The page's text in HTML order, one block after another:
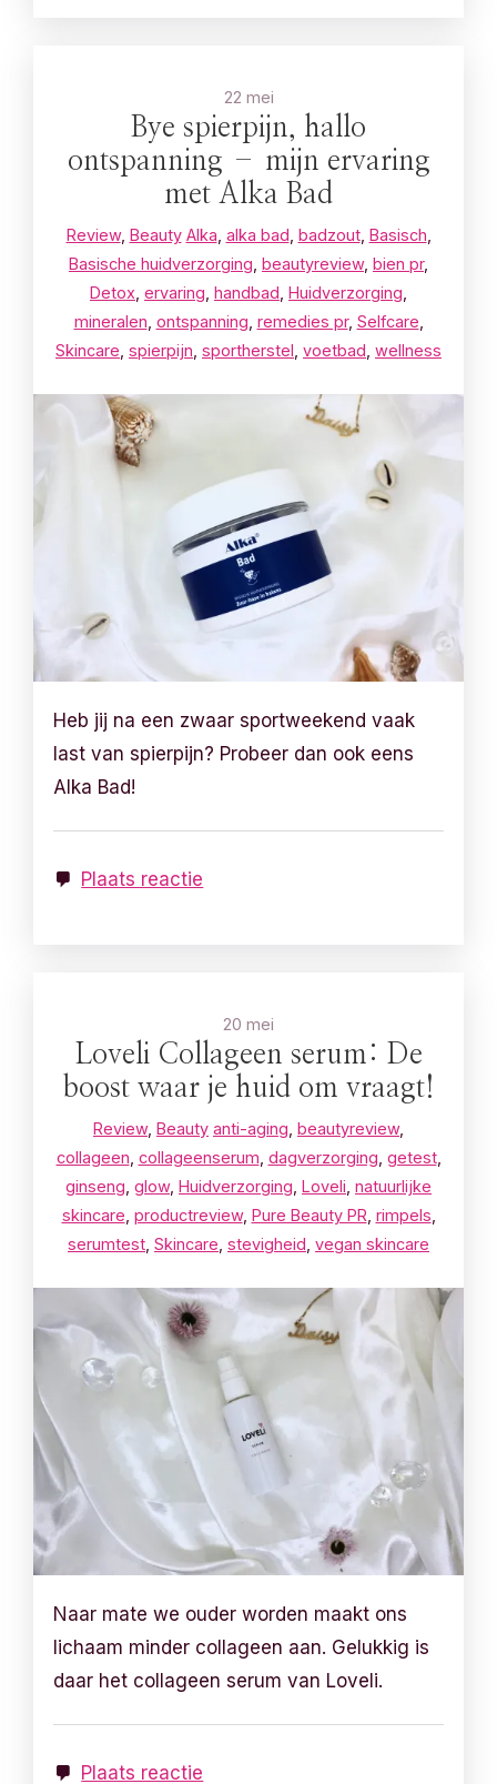
22 mei
Bye spierpijn, hallo
ontspanning – mijn ervaring
met Alka Bad
Review, Beauty Alka alka bad badzout, Basisch
Basische huidverzorging beautyreview, bien pr,
Detox ervaring handbad Huidverzorging
mineralen ontspanning remedies pr, Selfcare
Skincare spierpijn sportherstel voetbad wellness
Heb jij na een zwaar sportweekend vaak
last van spierpijn? Probeer dan ook eens
Alka Bad!
Plaats reactie
20 mei
Loveli Collageen serum: De
boost waar je huid om vraagt!
Review, Beauty anti-aging beautyreview,
collageen collageenserum dagverzorging getest,
ginseng glow, Huidverzorging Loveli natuurlijke
skincare productreview, Pure Beauty PR rimpels
serumtest Skincare stevigheid vegan skincare
Naar mate we ouder worden maakt ons
lichaam minder collageen aan. Gelukkig is
daar het collageen serum van Loveli.
Plaats reactie